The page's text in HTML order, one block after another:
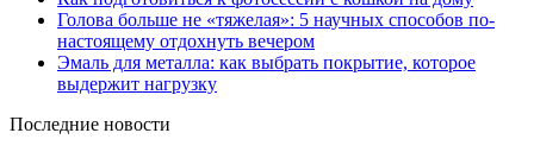
Голова больше не «тяжелая»: 5 научных способов по-
настоящему отдохнуть вечером
Эмаль для металла: как выбрать покрытие, которое
выдержит нагрузку
Последние новости